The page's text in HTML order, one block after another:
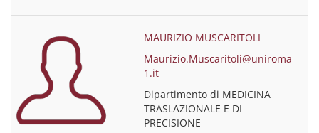
MAURIZIO MUSCARITOLI
Maurizio.Muscaritoli@uniroma
1.it
Dipartimento di MEDICINA
TRASLAZIONALE E DI
PRECISIONE